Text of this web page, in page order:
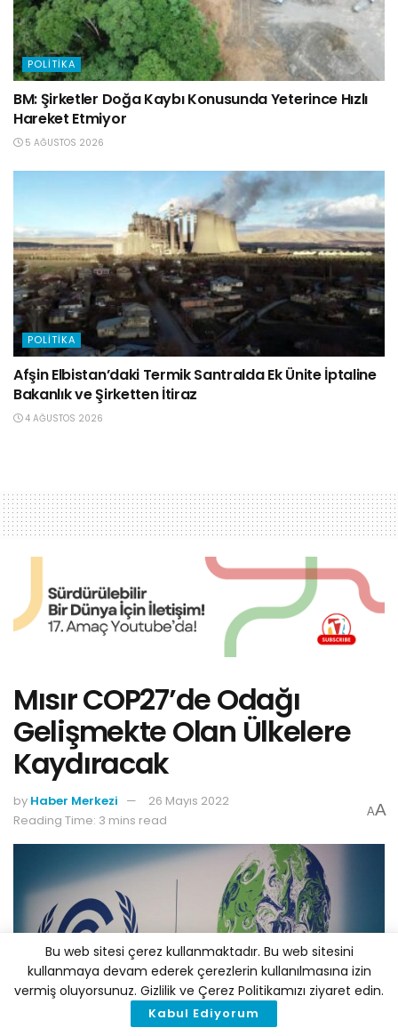
POLITIKA
BM: Şirketler Doğa Kaybı Konusunda Yeterince Hızlı
Hareket Etmiyor
5 AĞUSTOS 2026
POLITIKA
Afşin Elbistan’daki Termik Santralda Ek Ünite İptaline
Bakanlık ve Şirketten İtiraz
4 AĞUSTOS 2026
Mısır COP27’de Odağı
Gelişmekte Olan Ülkelere
Kaydıracak
by Haber Merkezi
26 Mayıs 2022
Reading Time: 3 mins read
AA
Bu web sitesi çerez kullanmaktadır. Bu web sitesini
kullanmaya devam ederek çerezlerin kullanılmasına izin
vermiş oluyorsunuz. Gizlilik ve Çerez Politikamızı ziyaret edin.
Kabul Ediyorum